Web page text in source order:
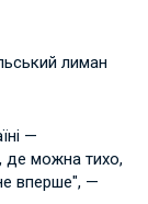
лиман
—
де можна тихо,
вперше", —